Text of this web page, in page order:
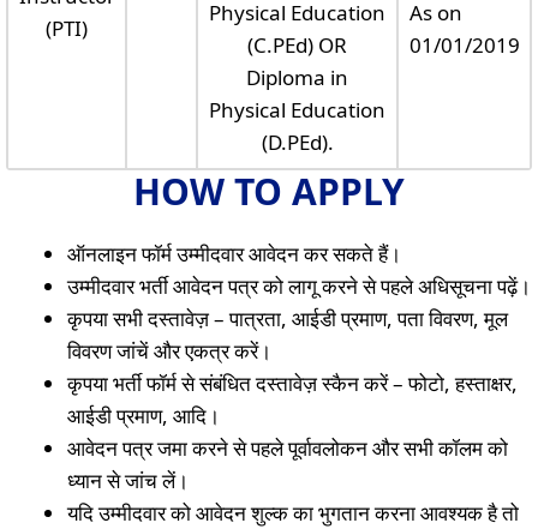
(PTI)
Physical Education
(C.PEd) OR
Diploma in
Physical Education
(D.PEd).
As on
01/01/2019
HOW TO APPLY
ऑनलाइन फॉर्म उम्मीदवार आवेदन कर सकते हैं।
उम्मीदवार भर्ती आवेदन पत्र को लागू करने से पहले अधिसूचना पढ़ें।
कृपया सभी दस्तावेज़ – पात्रता, आईडी प्रमाण, पता विवरण, मूल
विवरण जांचें और एकत्र करें।
कृपया भर्ती फॉर्म से संबंधित दस्तावेज़ स्कैन करें – फोटो, हस्ताक्षर,
आईडी प्रमाण, आदि।
आवेदन पत्र जमा करने से पहले पूर्वावलोकन और सभी कॉलम को
ध्यान से जांच लें।
यदि उम्मीदवार को आवेदन शुल्क का भुगतान करना आवश्यक है तो